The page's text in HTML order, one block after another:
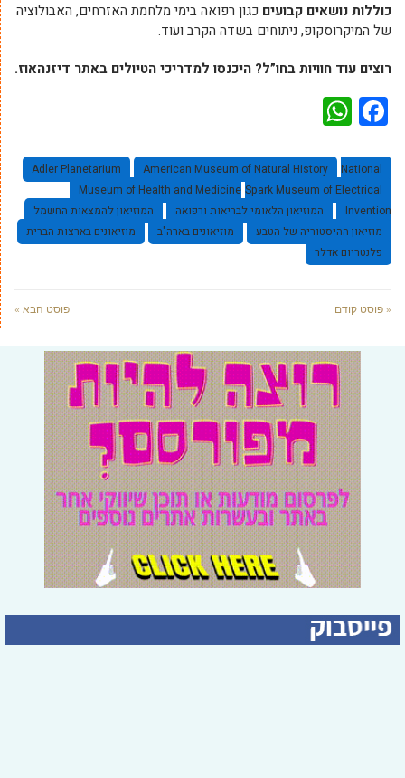
כוללות נושאים קבועים כגון רפואה בימי מלחמת האזרחים, האבולוציה
של המיקרוסקופ, ניתוחים בשדה הקרב ועוד.
רוצים עוד חוויות בחו”ל? היכנסו למדריכי הטיולים באתר דיזנהאוז.
Facebook
Adler Planetarium American Museum of Natural History
National
Museum of Health and Medicine Spark Museum of Electrical
Invention
המוזיאון הלאומי לבריאות ורפואה
המוזיאון להמצאות החשמל
מוזיאון ההיסטוריה של הטבע
מוזיאונים בארה"ב
מוזיאונים בארצות הברית
פלנטריום אדלר
« פוסט קודם פוסט הבא »